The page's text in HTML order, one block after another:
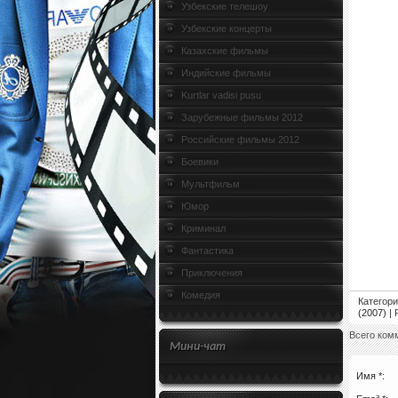
(2007) |
Всего
Имя *:
Узбекские телешоу
Узбекские концерты
Казахские фильмы
Индийские фильмы
Kurtlar vadisi pusu
Зарубежные фильмы 2012
Российские фильмы 2012
Боевики
Мультфильм
Юмор
Криминал
Фантастика
Приключения
Комедия
Мини-чат